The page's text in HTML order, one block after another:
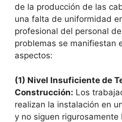
de la producción de las
una falta de uniformidad
profesional del personal
problemas se manifiestan
aspectos:
(1) Nivel Insuficiente de
Construcción: Los
realizan la instalación en
y no siguen rigurosamente